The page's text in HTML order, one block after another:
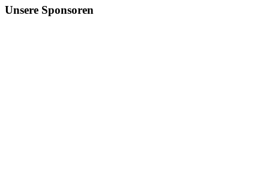
Unsere Sponsoren